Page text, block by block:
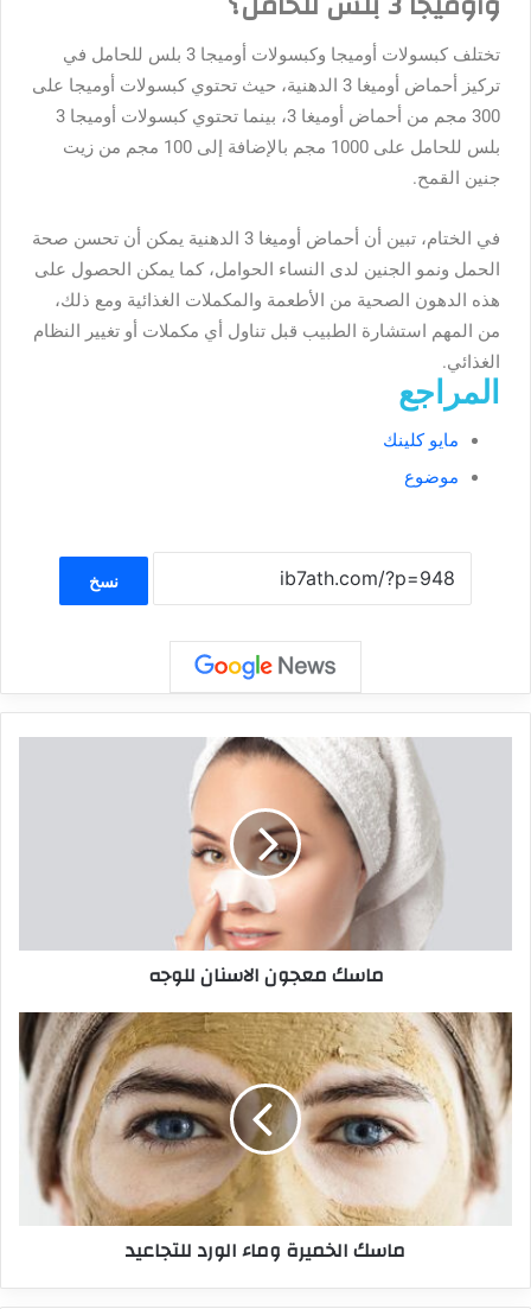
تختلف كبسولات أوميجا وكبسولات أوميجا 3 بلس للحامل في
تركيز أحماض أوميغا 3 الدهنية، حيث تحتوي كبسولات أوميجا على
300 مجم من أحماض أوميغا 3، بينما تحتوي كبسولات أوميجا 3
بلس للحامل على 1000 مجم بالإضافة إلى 100 مجم من زيت
جنين القمح.
في الختام، تبين أن أحماض أوميغا 3 الدهنية يمكن أن تحسن صحة
الحمل ونمو الجنين لدى النساء الحوامل، كما يمكن الحصول على
هذه الدهون الصحية من الأطعمة والمكملات الغذائية ومع ذلك،
من المهم استشارة الطبيب قبل تناول أي مكملات أو تغيير النظام
الغذائي.
المراجع
مايو كلينك
موضوع
نسخ
ماسك معجون الاسنان للوجه
ماسك الخميرة وماء الورد للتجاعيد